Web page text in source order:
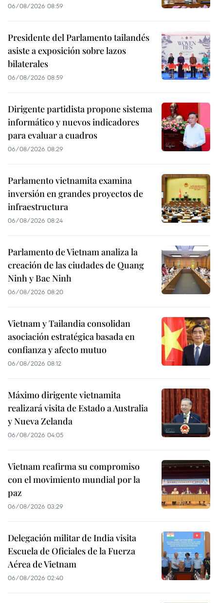
06/08/2026 08:59
Presidente del Parlamento tailandés
asiste a exposición sobre lazos
bilaterales
06/08/2026 08:59
Dirigente partidista propone sistema
informático y nuevos indicadores
para evaluar a cuadros
06/08/2026 08:29
Parlamento vietnamita examina
inversión en grandes proyectos de
infraestructura
06/08/2026 08:24
Parlamento de Vietnam analiza la
creación de las ciudades de Quang
Ninh y Bac Ninh
06/08/2026 08:20
Vietnam y Tailandia consolidan
asociación estratégica basada en
confianza y afecto mutuo
06/08/2026 08:12
Máximo dirigente vietnamita
realizará visita de Estado a Australia
y Nueva Zelanda
06/08/2026 04:05
Vietnam reafirma su compromiso
con el movimiento mundial por la
paz
06/08/2026 03:29
Delegación militar de India visita
Escuela de Oficiales de la Fuerza
Aérea de Vietnam
06/08/2026 02:40